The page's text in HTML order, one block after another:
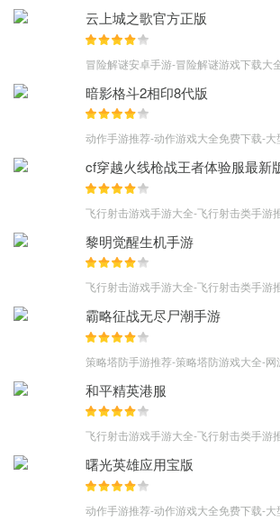
游戏亮点
、四大职业、特色十足；
、特色副本、玩法多多；
、仙羽法宝、酷炫十足！
云上城之歌官方正版
冒险解谜安卓手游-冒险解谜游戏下载大
暗影格斗2相印8代版
动作手游推荐-动作游戏大全免费下载-
cf穿越火线枪战王者体验服最新
飞行射击游戏手游大全-飞行射击类手游
黎明觉醒生机手游
飞行射击游戏手游大全-飞行射击类手游
霸略征战无尽尸潮手游
策略塔防手游推荐-策略塔防游戏大全-网
和平精英港服
飞行射击游戏手游大全-飞行射击类手游
曙光英雄应用宝版
动作手游推荐-动作游戏大全免费下载-